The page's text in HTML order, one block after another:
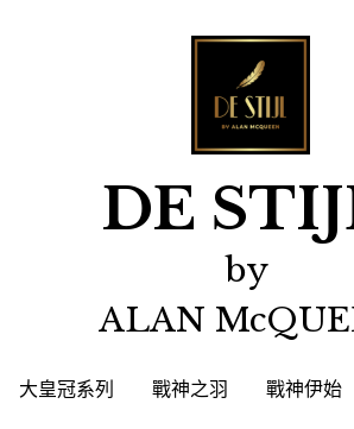
DE
by
ALAN
大皇冠系列 戰神之羽 戰神伊始
DE
by
ALAN
大皇冠系列 戰神之羽 戰神伊始